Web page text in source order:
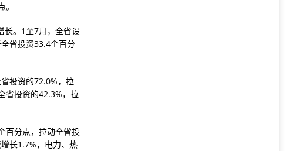
长。1至7月，全省设
省投资33.4个百分
投资的72.0%，拉
省投资的42.3%，拉
百分点，拉动全省投
长1.7%，电力、热